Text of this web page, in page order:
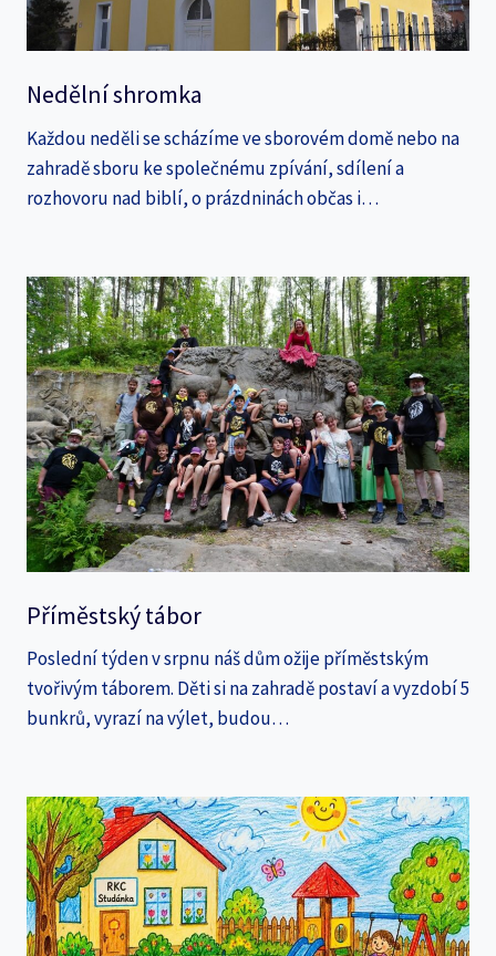
Nedělní shromka
Každou neděli se scházíme ve sborovém domě nebo na
zahradě sboru ke společnému zpívání, sdílení a
rozhovoru nad biblí, o prázdninách občas i…
Příměstský tábor
Poslední týden v srpnu náš dům ožije příměstským
tvořivým táborem. Děti si na zahradě postaví a vyzdobí 5
bunkrů, vyrazí na výlet, budou…